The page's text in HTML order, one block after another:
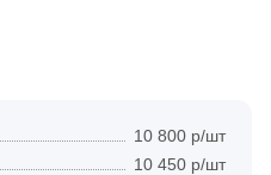
10 800 р/шт
10 450 р/шт